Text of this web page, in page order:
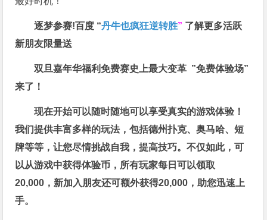
逐梦参赛!百度 “丹牛也疯狂逆转胜” 了解更多活跃
新朋友限量送
双旦嘉年华福利免费赛史上最大变革 ”免费体验场”
来了！
现在开始可以随时随地可以享受真实的游戏体验！
我们提供丰富多样的玩法，包括德州扑克、奥马哈、短
牌等等，让您尽情挑战自我，提高技巧。不仅如此，可
以从游戏中获得体验币，所有玩家每日可以领取
20,000，新加入朋友还可额外获得20,000，助您迅速上
手。